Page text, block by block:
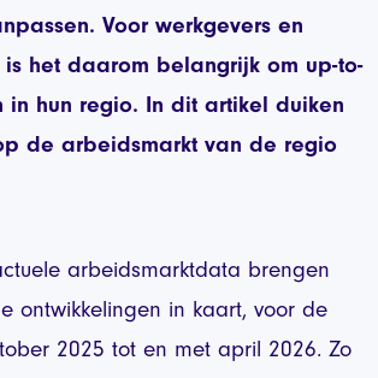
Voor werkgevers en
het daarom belangrijk om up-to-
hun regio. In dit artikel duiken
de arbeidsmarkt van de regio
arbeidsmarktdata brengen
ontwikkelingen in kaart, voor de
2025 tot en met april 2026. Zo